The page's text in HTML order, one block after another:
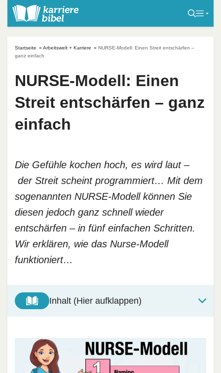
Startseite » Arbeitswelt + Karriere » NURSE-Modell: Einen Streit entschärfen –
ganz einfach
NURSE-Modell: Einen
Streit entschärfen – ganz
einfach
Die Gefühle kochen hoch, es wird laut –
der Streit scheint programmiert… Mit dem
sogenannten NURSE-Modell können Sie
diesen jedoch ganz schnell wieder
entschärfen – in fünf einfachen Schritten.
Wir erklären, wie das Nurse-Modell
funktioniert…
Inhalt (Hier aufklappen)